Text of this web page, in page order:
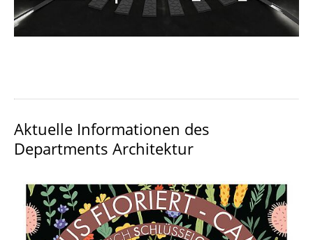
Aktuelle Informationen des
Departments Architektur